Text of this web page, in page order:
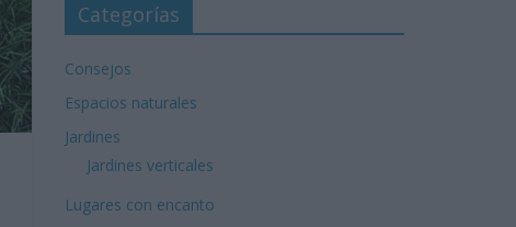
Categorías
Consejos
Espacios naturales
Jardines
Jardines verticales
Lugares con encanto